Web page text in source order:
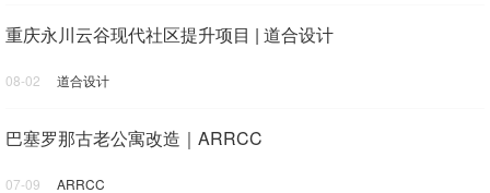
重庆永川云谷现代社区提升项目 | 道合设计
08-02 道合设计
巴塞罗那古老公寓改造｜ARRCC
07-09 ARRCC